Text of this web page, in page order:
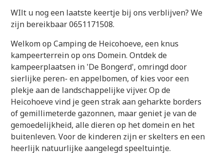
WIlt u nog een laatste keertje bij ons verblijven? We
zijn bereikbaar 0651171508.
Welkom op Camping de Heicohoeve, een knus
kampeerterrein op ons Domein. Ontdek de
kampeerplaatsen in 'De Bongerd', omringd door
sierlijke peren- en appelbomen, of kies voor een
plekje aan de landschappelijke vijver. Op de
Heicohoeve vind je geen strak aan geharkte borders
of gemillimeterde gazonnen, maar geniet je van de
gemoedelijkheid, alle dieren op het domein en het
buitenleven. Voor de kinderen zijn er skelters en een
heerlijk natuurlijke aangelegd speeltuintje.